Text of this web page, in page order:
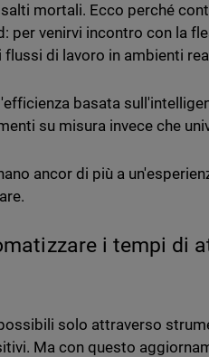
mortali. Ecco perché
per venirvi incontro con la
di lavoro in ambienti
basata
su misura invece che
ancor di più a
i tempi di
solo attraverso
Ma con questo